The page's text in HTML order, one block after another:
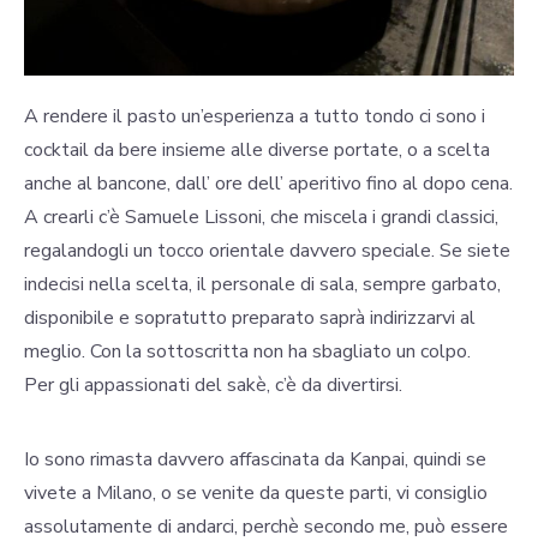
A rendere il pasto un’esperienza a tutto tondo ci sono i
cocktail da bere insieme alle diverse portate, o a scelta
anche al bancone, dall’ ore dell’ aperitivo fino al dopo cena.
A crearli c’è Samuele Lissoni, che miscela i grandi classici,
regalandogli un tocco orientale davvero speciale. Se siete
indecisi nella scelta, il personale di sala, sempre garbato,
disponibile e sopratutto preparato saprà indirizzarvi al
meglio. Con la sottoscritta non ha sbagliato un colpo.
Per gli appassionati del sakè, c’è da divertirsi.
Io sono rimasta davvero affascinata da Kanpai, quindi se
vivete a Milano, o se venite da queste parti, vi consiglio
assolutamente di andarci, perchè secondo me, può essere